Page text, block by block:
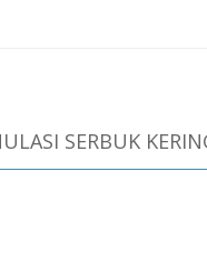
SERBUK